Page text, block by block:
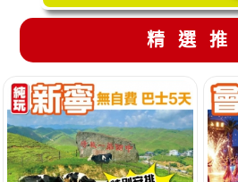
精選推